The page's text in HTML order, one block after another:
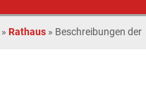
» Rathaus » Beschreibungen der